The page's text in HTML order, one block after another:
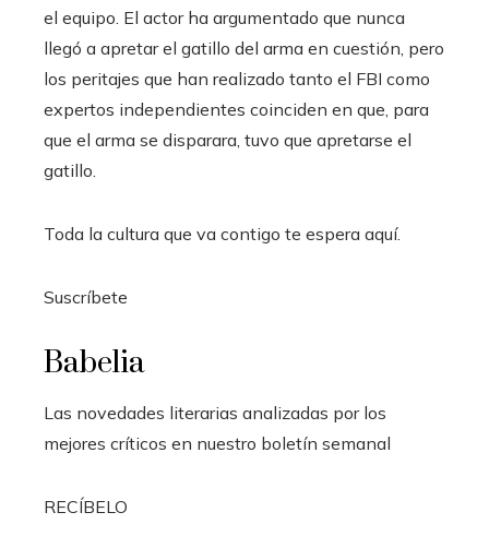
el equipo. El actor ha argumentado que nunca
llegó a apretar el gatillo del arma en cuestión, pero
los peritajes que han realizado tanto el FBI como
expertos independientes coinciden en que, para
que el arma se disparara, tuvo que apretarse el
gatillo.
Toda la cultura que va contigo te espera aquí.
Suscríbete
Babelia
Las novedades literarias analizadas por los
mejores críticos en nuestro boletín semanal
RECÍBELO